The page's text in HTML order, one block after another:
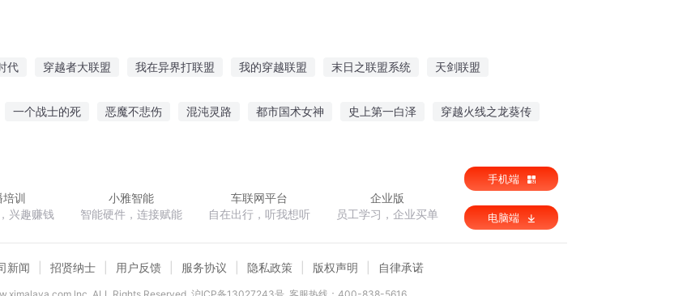
代 穿越者大联盟 我在异界打联盟 我的穿越联盟 末日之联盟系统 天剑联盟
一个战士的死 恶魔不悲伤 混沌灵路 都市国术女神 史上第一白泽 穿越火线之龙葵传
培训
兴趣赚钱
小雅智能
智能硬件，连接赋能
车联网平台
自在出行，听我想听
企业版
员工学习，企业买单
手机端
电脑端
新闻 招贤纳士 用户反馈 服务协议 隐私政策 版权声明 自律承诺